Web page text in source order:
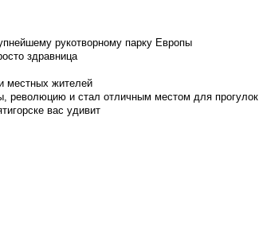
рукотворному парку Европы
здравница
местных жителей
революцию и стал отличным местом для прогулок
вас удивит